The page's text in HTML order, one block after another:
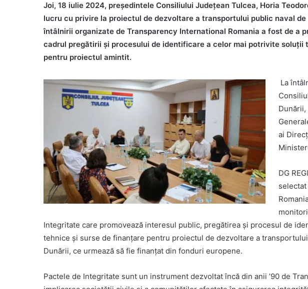
Joi, 18 iulie 2024, președintele Consiliului Județean Tulcea, Horia
lucru cu privire la proiectul de dezvoltare a transportului public naval de
întâlnirii organizate de Transparency International Romania a fost de a
cadrul pregătirii și procesului de identificare a celor mai potrivite soluții
pentru proiectul amintit.
La
Dunării,
ai
DG
Integritate care promovează interesul public, pregătirea și procesul de
tehnice și surse de finanțare pentru proiectul de dezvoltare a
Dunării, ce urmează să fie finanțat din fonduri europene.
Pactele de Integritate sunt un instrument dezvoltat încă din anii ’90 de